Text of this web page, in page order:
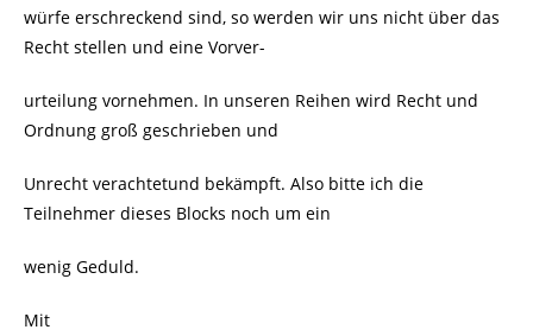
würfe erschreckend sind, so werden wir uns nicht über das
Recht stellen und eine Vorver-
urteilung vornehmen. In unseren Reihen wird Recht und
Ordnung groß geschrieben und
Unrecht verachtetund bekämpft. Also bitte ich die
Teilnehmer dieses Blocks noch um ein
wenig Geduld.
Mit